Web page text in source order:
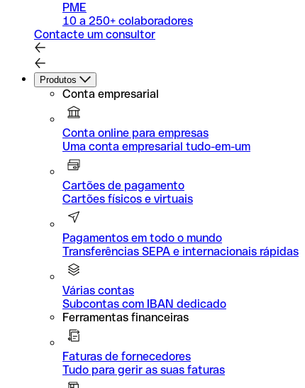
PME
10 a 250+ colaboradores
Contacte um consultor
Produtos
Conta empresarial
Conta online para empresas
Uma conta empresarial tudo-em-um
Cartões de pagamento
Cartões físicos e virtuais
Pagamentos em todo o mundo
Transferências SEPA e internacionais rápidas
Várias contas
Subcontas com IBAN dedicado
Ferramentas financeiras
Faturas de fornecedores
Tudo para gerir as suas faturas